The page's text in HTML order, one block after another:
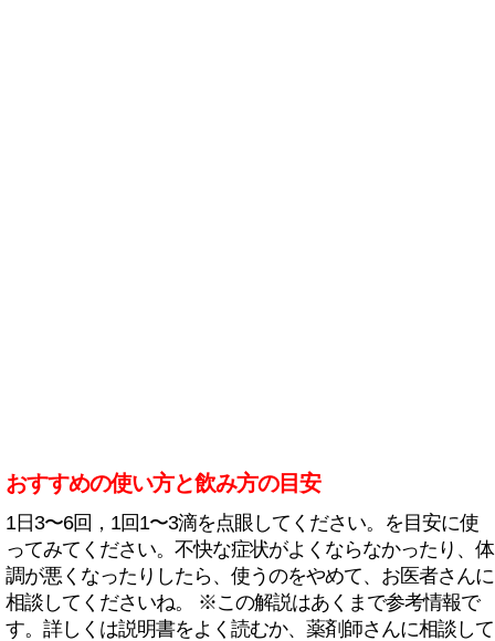
おすすめの使い方と飲み方の目安
1日3〜6回，1回1〜3滴を点眼してください。を目安に使
ってみてください。不快な症状がよくならなかったり、体
調が悪くなったりしたら、使うのをやめて、お医者さんに
相談してくださいね。 ※この解説はあくまで参考情報で
す。詳しくは説明書をよく読むか、薬剤師さんに相談して